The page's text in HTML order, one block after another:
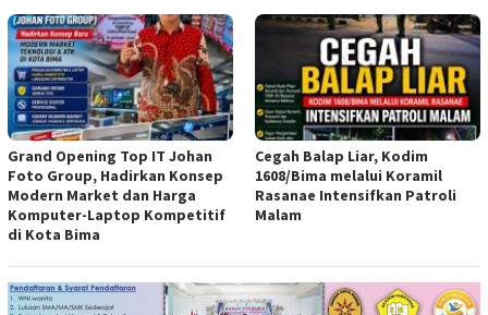
Grand Opening Top IT Johan
Foto Group, Hadirkan Konsep
Modern Market dan Harga
Komputer-Laptop Kompetitif
di Kota Bima
Cegah Balap Liar, Kodim
1608/Bima melalui Koramil
Rasanae Intensifkan Patroli
Malam